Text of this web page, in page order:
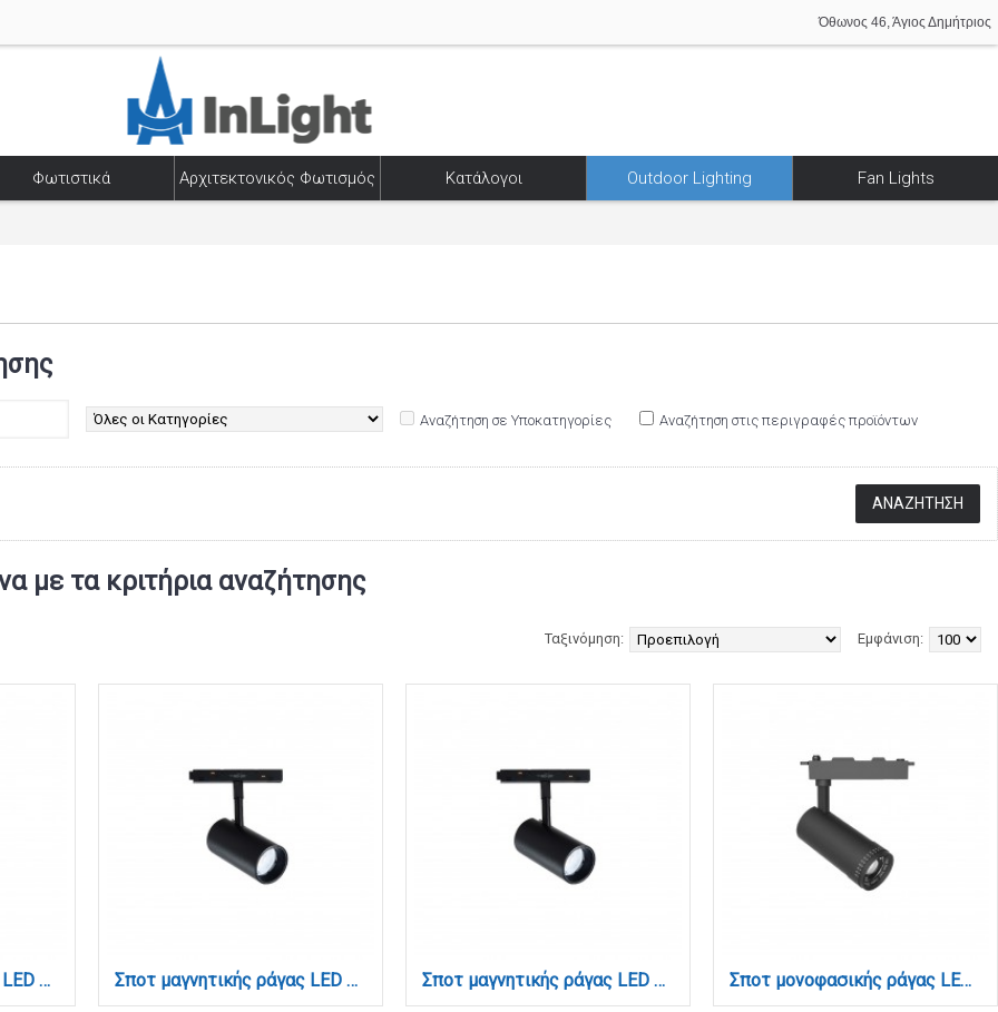
Όθωνος 46, Άγιος Δημήτριος
Φωτιστικά Αρχιτεκτονικός Φωτισμός Κατάλογοι Outdoor Lighting Fan Lights
Αναζήτηση σε Υποκατηγορίες Αναζήτηση στις περιγραφές προϊόντων
με τα κριτήρια αναζήτησης
Εμφάνιση:
Ταξινόμηση:
Σποτ μαγνητικής ράγας LED 10W 3CCT σε μαύρη απόχρωση D:10X5X15,3cm (TM0100-Black) Σποτ μαγνητικής ράγας LED 20W 3CCT σε μαύρη απόχρωση D:11,5X6X14cm (TM0110-Black) Σποτ μαγνητικής ράγας LED 30W 3CCT σε μαύρη απόχρωση D:15,5X7X20,8cm (TM0120-Black) Σποτ μονοφασικής ράγας LED 20W 3CCT με επιλογή εναλλαγής μοιρών σε μαύρη απόχρωση D:5.8cmX15,2cm (Τ1-06300-Black)